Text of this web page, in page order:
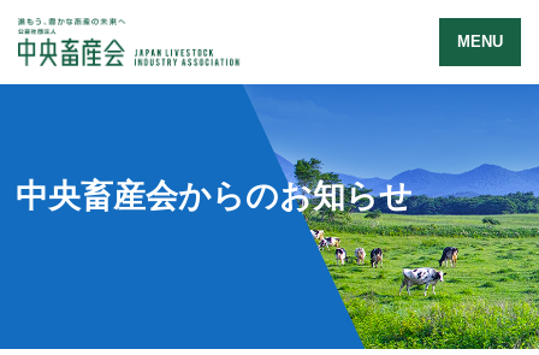
MENU
中央畜産会からのお知らせ